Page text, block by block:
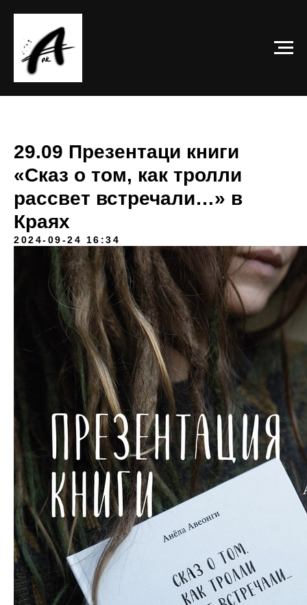
29.09 Презентаци книги
«Сказ о том, как тролли
рассвет встречали…» в
Краях
2024-09-24 16:34